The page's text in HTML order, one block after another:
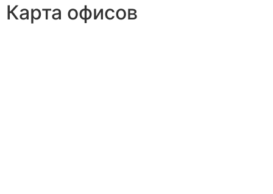
Карта офисов